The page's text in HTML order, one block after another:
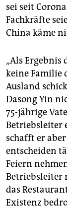
sei seit
Fachkräfte
China käme
„Als Ergebnis
keine Familie
Ausland
Dasong Yin
75-jährige
Betriebsleiter
schafft er
entscheiden
Feiern
Betriebsleiter
das
Existenz